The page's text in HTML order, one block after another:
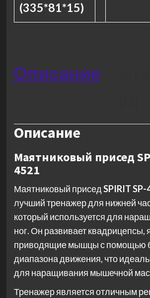
(335*81*15)
Описание
Описание
Маятниковый присед
4521
Маятниковый приседSPIRIT SP-
лучший тренажер для нижней
который используется для
ног. Он развивает квадрицепсы,
приводящие мышцы с помощью
диапазона движения, что
для наращивания мышечной
Тренажер является отличным